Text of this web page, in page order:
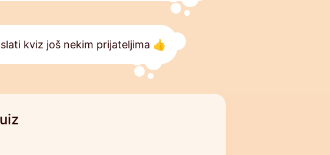
kviz još nekim prijateljima 👍